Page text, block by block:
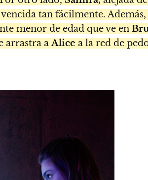
tan fácilmente. Además,
menor de edad que ve en
arrastra aAlice a la red de